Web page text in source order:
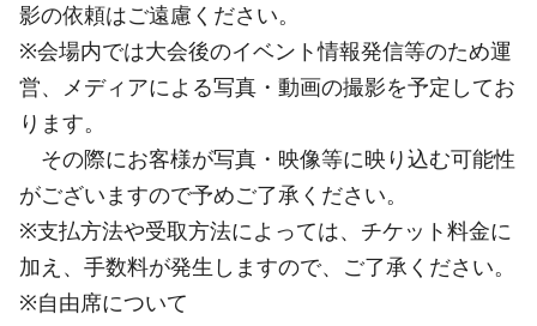
影の依頼はご遠慮ください。
※会場内では大会後のイベント情報発信等のため運
営、メディアによる写真・動画の撮影を予定してお
ります。
その際にお客様が写真・映像等に映り込む可能性
がございますので予めご了承ください。
※支払方法や受取方法によっては、チケット料金に
加え、手数料が発生しますので、ご了承ください。
※自由席について